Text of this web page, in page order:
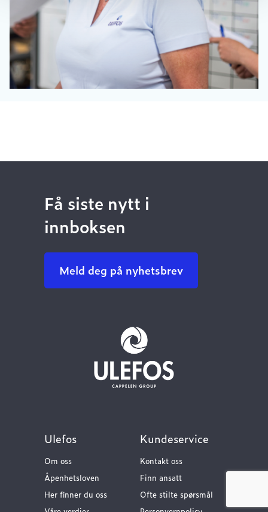
Få siste nytt i
innboksen
Meld deg på nyhetsbrev
Ulefos
Om oss
Åpenhetsloven
Her finner du oss
Kundeservice
Kontakt oss
Finn ansatt
Ofte stilte spørsmål